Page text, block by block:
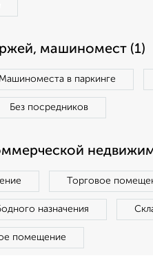
машиномест (1)
Машиноместа в паркинге
Без посредников
Торговое
назначения
помещение